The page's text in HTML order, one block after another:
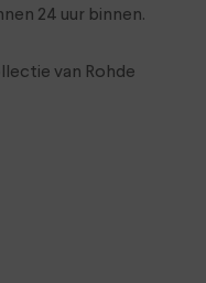
24 uur binnen.
van Rohde